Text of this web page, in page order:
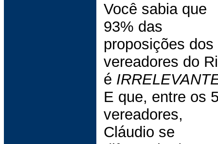
Você sabia que
93% das
proposições dos
vereadores do
é
E que, entre os
vereadores,
Cláudio se